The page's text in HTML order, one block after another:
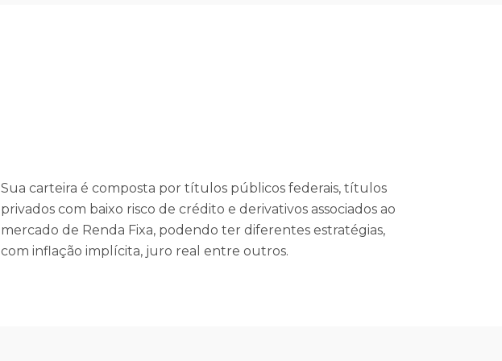
Sua carteira é composta por títulos públicos federais, títulos
privados com baixo risco de crédito e derivativos associados ao
mercado de Renda Fixa, podendo ter diferentes estratégias,
com inflação implícita, juro real entre outros.